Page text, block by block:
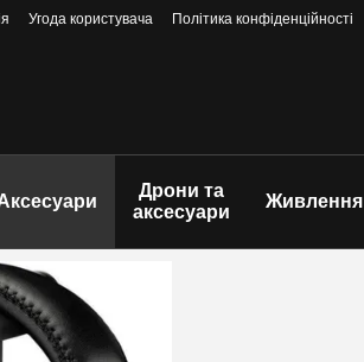
Угода користувача Політика конфіденційності
Дрони та
аксесуари
Живлення